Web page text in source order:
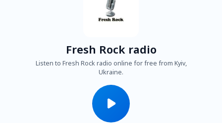
Fresh Rock radio
Listen to Fresh Rock radio online for free from Kyiv,
Ukraine.